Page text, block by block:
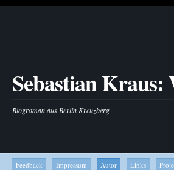
Sebastian Kraus:
Blogroman aus Berlin Kreuzberg
Feedback Impressum Autor Links